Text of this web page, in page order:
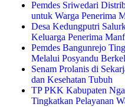
Pemdes Sriwedari
untuk Warga Penerima
Desa Kedungputri
Keluarga Penerima
Pemdes Bangunrejo
Melalui Posyandu
Senam Prolanis di
dan Kesehatan Tubuh
TP PKK Kabupaten
Tingkatkan Pelayanan